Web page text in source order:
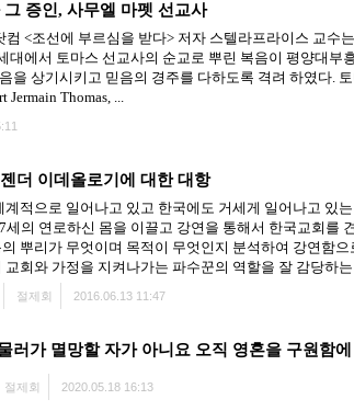
증인, 사무엘 마펫 선교사
<조선에 부르심을 받다> 저자 스텔라프라이스 교수
대에서 토마스 선교사의 순교로 뿌린 복음이 평양대
을 상기시키고 믿음의 경주를 다하도록 격려 하였다.
Jermain Thomas, ...
더 이데올로기에 대한 대항
계적으로 일어나고 있고 한국에도 거세게 일어나고 있
세의 연로하신 몸을 이끌고 강연을 통해서 한국교회를
뿌리가 무엇이며 목적이 무엇인지 분석하여 강연함
교회와 가정을 지켜나가는 파수꾼의 역할을 잘 감당하
절제회 2016.06.13 11:47
러가 멸망할 자가 아니요 오직 영혼을 구원함
절제회 2020.05.18 16:13